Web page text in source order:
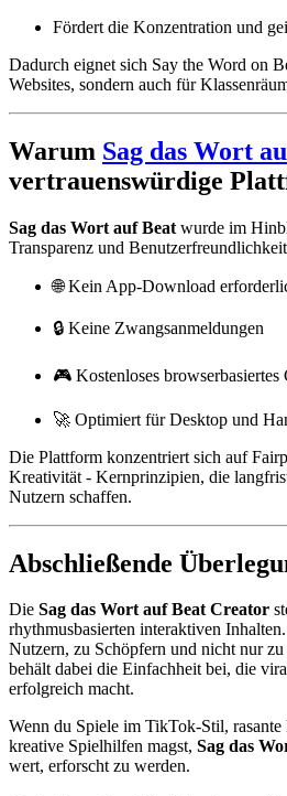
Fördert die Konzentration und
Dadurch eignet sich Say the Word on
Websites, sondern auch für
Warum Sag das Wort
vertrauenswürdige
Sag das Wort auf Beat wurde im
Transparenz und
🌐 Kein App-Download
🔒 Keine Zwangsanmeldungen
🎮 Kostenloses browserbasiertes
🚀 Optimiert für Desktop und
Die Plattform konzentriert sich auf
Kreativität - Kernprinzipien, die
Nutzern schaffen.
Abschließende
Die Sag das Wort auf Beat Creator
rhythmusbasierten interaktiven
Nutzern, zu Schöpfern und nicht nur
behält dabei die Einfachheit bei, die
erfolgreich macht.
Wenn du Spiele im TikTok-Stil, rasante
kreative Spielhilfen magst, Sag das
wert, erforscht zu werden.